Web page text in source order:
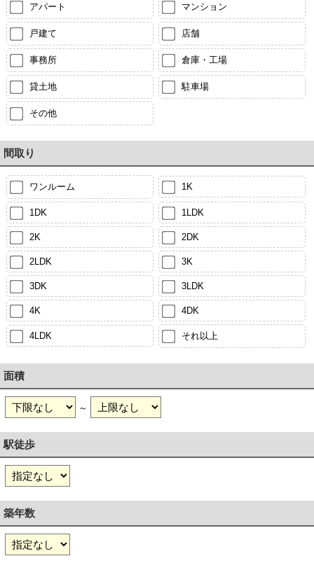
アパート マンション
戸建て 店舗
事務所 倉庫・工場
貸土地 駐車場
その他
間取り
ワンルーム 1K
1DK 1LDK
2K 2DK
2LDK 3K
3DK 3LDK
4K 4DK
4LDK それ以上
面積
～
駅徒歩
築年数